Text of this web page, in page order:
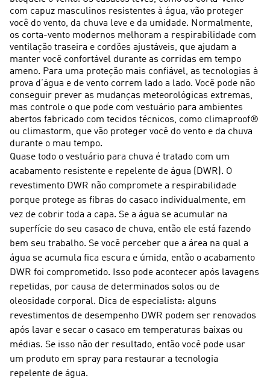
com capuz masculinos resistentes à água, vão proteger
você do vento, da chuva leve e da umidade. Normalmente,
os corta-vento modernos melhoram a respirabilidade com
ventilação traseira e cordões ajustáveis, que ajudam a
manter você confortável durante as corridas em tempo
ameno. Para uma proteção mais confiável, as tecnologias à
prova d’água e de vento correm lado a lado. Você pode não
conseguir prever as mudanças meteorológicas extremas,
mas controle o que pode com vestuário para ambientes
abertos fabricado com tecidos técnicos, como climaproof®
ou climastorm, que vão proteger você do vento e da chuva
durante o mau tempo.
Quase todo o vestuário para chuva é tratado com um
acabamento resistente e repelente de água (DWR). O
revestimento DWR não compromete a respirabilidade
porque protege as fibras do casaco individualmente, em
vez de cobrir toda a capa. Se a água se acumular na
superfície do seu casaco de chuva, então ele está fazendo
bem seu trabalho. Se você perceber que a área na qual a
água se acumula fica escura e úmida, então o acabamento
DWR foi comprometido. Isso pode acontecer após lavagens
repetidas, por causa de determinados solos ou de
oleosidade corporal. Dica de especialista: alguns
revestimentos de desempenho DWR podem ser renovados
após lavar e secar o casaco em temperaturas baixas ou
médias. Se isso não der resultado, então você pode usar
um produto em spray para restaurar a tecnologia
repelente de água.